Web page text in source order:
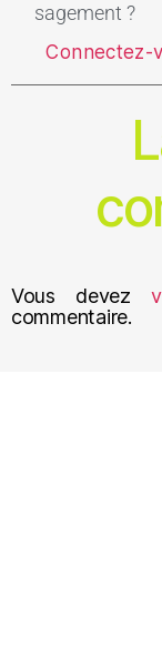
sagement ?
Connectez-
Vous devez
commentaire.